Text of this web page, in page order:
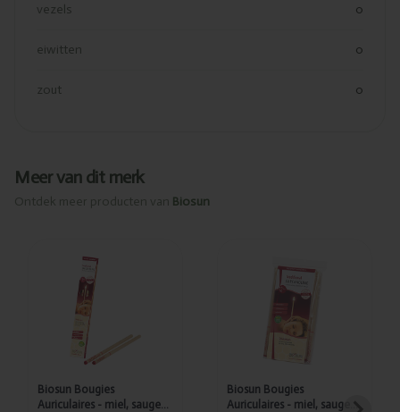
vezels 0
eiwitten 0
zout 0
Meer van dit merk
Ontdek meer producten van Biosun
Ajouté
Biosun
Bougies
Auriculaires -
miel, sauge et
camomille par
2
Biosun Bougies
Auriculaires - miel, sauge
Biosun
Bougies
Auriculaires -
miel, sauge et
camomille par
Biosun Bougies
Auriculaires - miel, sauge